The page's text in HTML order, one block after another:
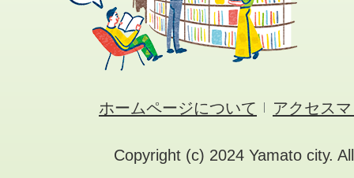
ホームページについて アクセス
Copyright (c) 2024 Yamato city.